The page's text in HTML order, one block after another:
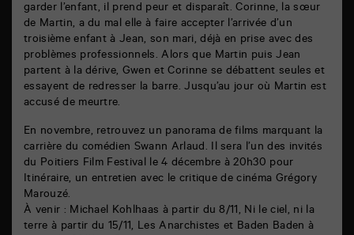
garder l’enfant, il prend peur et disparaît. Corinne, la sœur
de Martin, a du mal elle à faire accepter l’arrivée d’un
troisième enfant à Jean, son mari, déjà en prise avec des
problèmes professionnels. Alors que Martin puis Jean
partent à la dérive, Gwen et Corinne se débattent seules et
essayent de redresser la barre. Jusqu’au jour où Martin est
accusé de meurtre.
En novembre, retrouvez un panorama de films marquant la
carrière du comédien Swann Arlaud. Il sera l’un des invités
du Poitiers Film Festival le 4 décembre à 20h30 pour
Itinéraire, un entretien avec le critique de cinéma Grégory
Marouzé.
À venir : Michael Kohlhaas à partir du 8/11, Ni le ciel, ni la
terre à partir du 15/11, Les Anarchistes et Baden Baden à